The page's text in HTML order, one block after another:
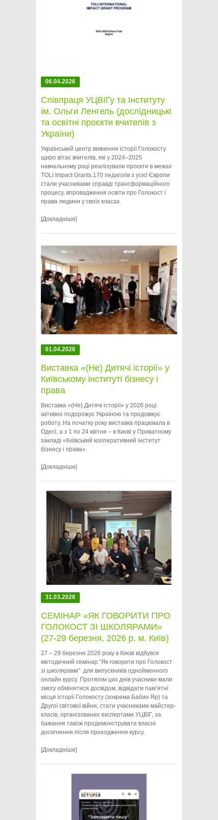
06.04.2026
Співпраця УЦВІГу та Інституту
ім. Ольги Ленгель (дослідницькі
та освітні проєкти вчителів з
України)
Український центр вивчення історії Голокосту
щиро вітає вчителів, які у 2024–2025
навчальному році реалізували проєкти в межах
TOLI Impact Grants.170 педагогів з усієї Європи
стали учасниками справді трансформаційного
процесу, впровадження освіти про Голокост і
права людини у своїх класах.
[Докладніше]
01.04.2026
Виставка «(Не) Дитячі історії» у
Київському інституті бізнесу і
права
Виставка «(Не) Дитячі історії» у 2026 році
активно подорожує Україною та продовжує
роботу. На початку року виставка працювала в
Одесі, а з 1 по 24 квітня – в Києві у Приватному
закладі «Київський кооперативний інститут
бізнесу і права».
[Докладніше]
31.03.2026
СЕМІНАР «ЯК ГОВОРИТИ ПРО
ГОЛОКОСТ ЗІ ШКОЛЯРАМИ»
(27-29 березня, 2026 р. м. Київ)
27 – 29 березня 2026 року в Києві відбувся
методичний семінар “Як говорити про Голокост
зі школярами” для випускників однойменного
онлайн курсу. Протягом цих днів учасники мали
змогу обмінятися досвідом, відвідати пам’ятні
місця історії Голокосту (зокрема Бабин Яр) та
Другої світової війни, стати учасниками майстер-
класів, організованих експертами УЦВІГ, за
бажання також продемонструвати власні
досягнення після проходження курсу.
[Докладніше]